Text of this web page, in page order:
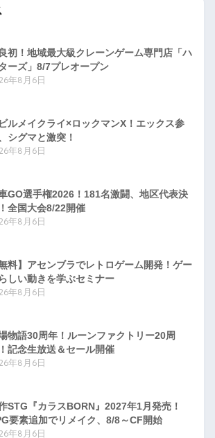
初！地域最大級クレーンゲーム専門店「ハ
ーズ」8/7プレオープン
年8月6日
ルメイクライ×ロックマンX！エックス参
シグマと激突！
年8月6日
GO選手権2026！181名激闘、地区代表決
全国大会8/22開催
年8月6日
無料】アセンブラでレトロゲーム開発！ゲー
しい動きを学ぶセミナー
年8月6日
物語30周年！ルーンファクトリー20周
記念生放送＆セール開催
年8月6日
STG『カラスBORN』2027年1月発売！
要素追加でリメイク、8/8～CF開始
年8月6日